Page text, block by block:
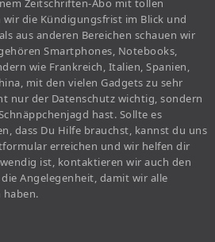
Zeitschriften-Abo mit tollen
wir die Kündigungsfrist im Blick und
aus anderen Bereichen schauen wir
Smartphones, Notebooks,
wie Frankreich, Italien, Spanien,
mit den vielen Gadgets zu sehr
nur der Datenschutz wichtig, sondern
hast. Sollte es
dass Du Hilfe brauchst, kannst du uns
erreichen und wir helfen dir
ist, kontaktieren wir auch den
Angelegenheit, damit wir alle
haben.